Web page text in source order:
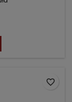
favorite_border